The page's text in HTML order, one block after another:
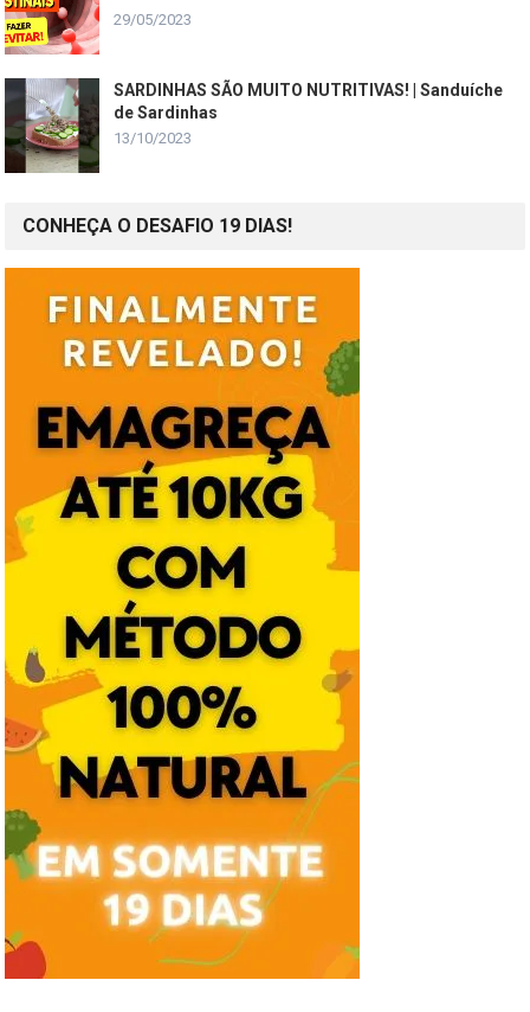
29/05/2023
SARDINHAS SÃO MUITO NUTRITIVAS! | Sanduíche
de Sardinhas
13/10/2023
CONHEÇA O DESAFIO 19 DIAS!